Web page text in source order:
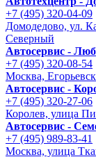
+7 (495) 320-04-09
Домодедово, ул.
Северный
Автосервис -
+7 (495) 320-08-54
Москва,
Автосервис -
+7 (495) 320-27-06
Королев, улица
Автосервис -
+7 (495) 989-83-41
Москва, улица